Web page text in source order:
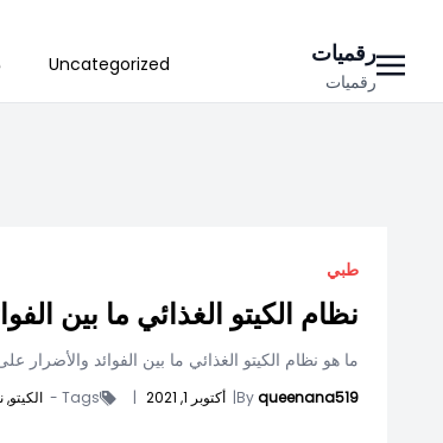
content
رقميات
رقميات
Uncategorized
طبي
نظام الكيتو الغذائي ما بين
ما هو نظام الكيتو الغذائي ما بين الفوائد والأضرار
Byqueenana519
| أكتوبر 1, 2021 |
Tags - الكيتو,